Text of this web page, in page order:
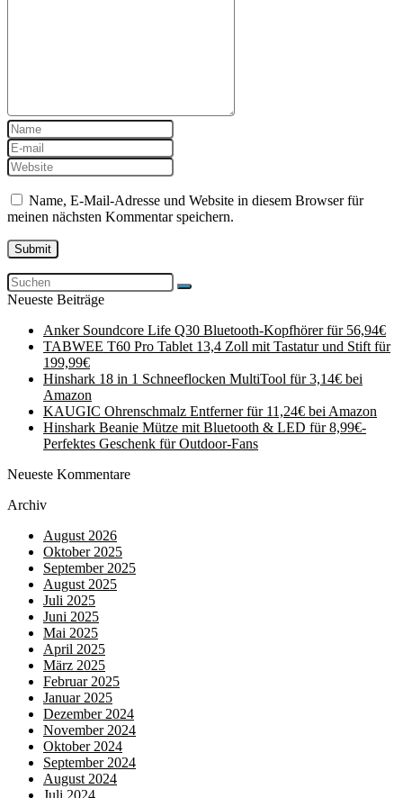
Name, E-Mail-Adresse und Website in diesem Browser für
meinen nächsten Kommentar speichern.
Neueste Beiträge
Anker Soundcore Life Q30 Bluetooth-Kopfhörer für 56,94€
TABWEE T60 Pro Tablet 13,4 Zoll mit Tastatur und Stift für
199,99€
Hinshark 18 in 1 Schneeflocken MultiTool für 3,14€ bei
Amazon
KAUGIC Ohrenschmalz Entferner für 11,24€ bei Amazon
Hinshark Beanie Mütze mit Bluetooth & LED für 8,99€-
Perfektes Geschenk für Outdoor-Fans
Neueste Kommentare
Archiv
August 2026
Oktober 2025
September 2025
August 2025
Juli 2025
Juni 2025
Mai 2025
April 2025
März 2025
Februar 2025
Januar 2025
Dezember 2024
November 2024
Oktober 2024
September 2024
August 2024
Juli 2024